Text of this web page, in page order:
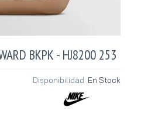
BKPK - HJ8200 253
Disponibilidad: En Stock